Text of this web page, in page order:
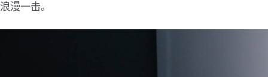
浪漫一击。